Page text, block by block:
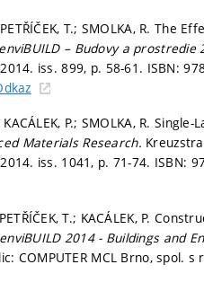
PETŘÍČEK, T.; SMOLKA, R.
enviBUILD – Budovy a prostredie
iss. 899, p. 58-61. ISBN:
KACÁLEK, P.; SMOLKA, R.
Materials Research.
iss. 1041, p. 71-74. ISBN:
T.; KACÁLEK, P.
enviBUILD 2014 - Buildings and
COMPUTER MCL Brno, spol. s